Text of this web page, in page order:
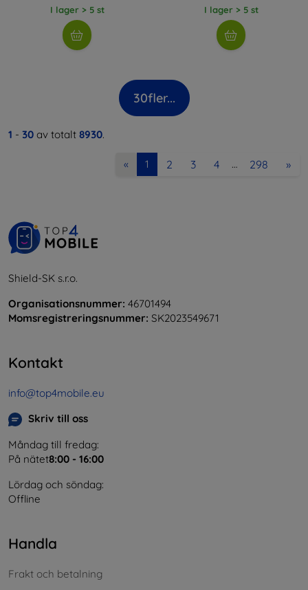
I lager > 5 st I lager > 5 st
30fler...
1 - 30 av totalt 8930.
« 1 2 3 4 … 298 »
Shield-SK s.r.o.
Organisationsnummer: 46701494
Momsregistreringsnummer: SK2023549671
Kontakt
info@top4mobile.eu
Skriv till oss
Måndag till fredag:
På nätet8:00 - 16:00
Lördag och söndag:
Offline
Handla
Frakt och betalning